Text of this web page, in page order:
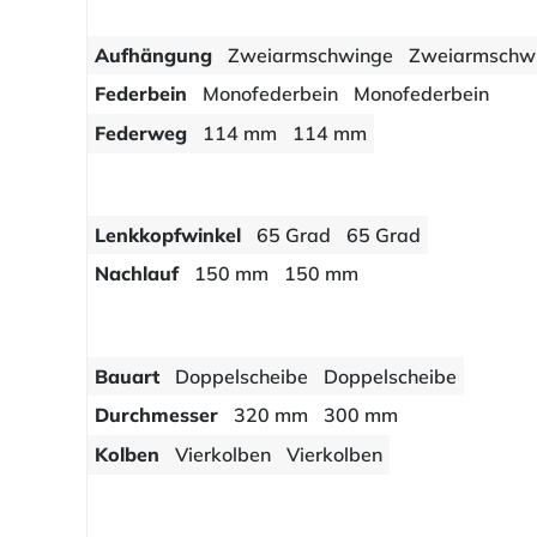
Aufhängung Zweiarmschwinge
Federbein
Monofederbein
Monofederbein
Federweg
114 mm 114 mm
Lenkkopfwinkel 65 Grad
65 Grad
Nachlauf
150 mm 150 mm
Bauart Doppelscheibe
Doppelscheibe
Durchmesser
320 mm
300 mm
Kolben
Vierkolben Vierkolben